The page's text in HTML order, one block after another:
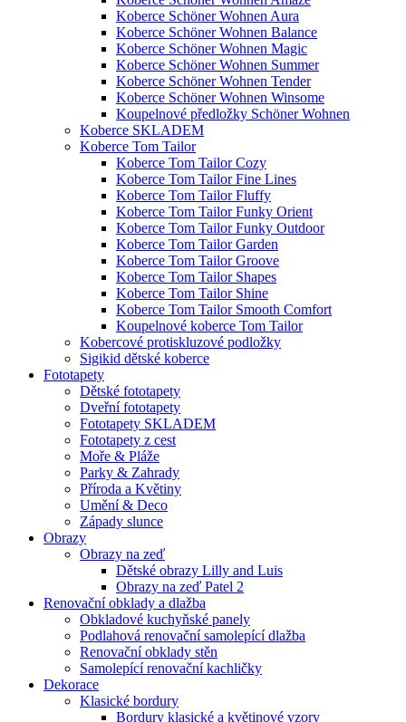
Koberce Schöner Wohnen Aura
Koberce Schöner Wohnen Balance
Koberce Schöner Wohnen Magic
Koberce Schöner Wohnen Summer
Koberce Schöner Wohnen Tender
Koberce Schöner Wohnen Winsome
Koupelnové předložky Schöner Wohnen
Koberce SKLADEM
Koberce Tom Tailor
Koberce Tom Tailor Cozy
Koberce Tom Tailor Fine Lines
Koberce Tom Tailor Fluffy
Koberce Tom Tailor Funky Orient
Koberce Tom Tailor Funky Outdoor
Koberce Tom Tailor Garden
Koberce Tom Tailor Groove
Koberce Tom Tailor Shapes
Koberce Tom Tailor Shine
Koberce Tom Tailor Smooth Comfort
Koupelnové koberce Tom Tailor
Kobercové protiskluzové podložky
Sigikid dětské koberce
Fototapety
Dětské fototapety
Dveřní fototapety
Fototapety SKLADEM
Fototapety z cest
Moře & Pláže
Parky & Zahrady
Příroda a Květiny
Umění & Deco
Západy slunce
Obrazy
Obrazy na zeď
Dětské obrazy Lilly and Luis
Obrazy na zeď Patel 2
Renovační obklady a dlažba
Obkladové kuchyňské panely
Podlahová renovační samolepící dlažba
Renovační obklady stěn
Samolepící renovační kachličky
Dekorace
Klasické bordury
Bordury klasické a květinové vzory